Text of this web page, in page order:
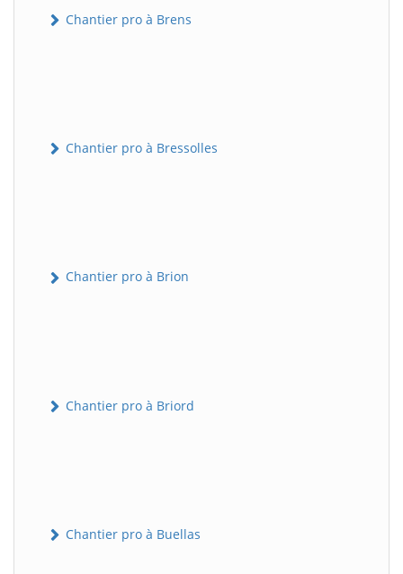
Chantier pro à Brens
Chantier pro à Bressolles
Chantier pro à Brion
Chantier pro à Briord
Chantier pro à Buellas